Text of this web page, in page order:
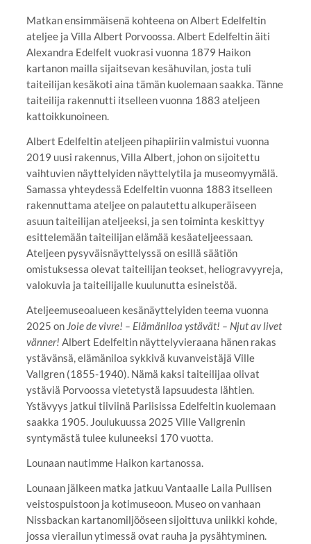
Matkan ensimmäisenä kohteena on Albert Edelfeltin
ateljee ja Villa Albert Porvoossa. Albert Edelfeltin äiti
Alexandra Edelfelt vuokrasi vuonna 1879 Haikon
kartanon mailla sijaitsevan kesähuvilan, josta tuli
taiteilijan kesäkoti aina tämän kuolemaan saakka. Tänne
taiteilija rakennutti itselleen vuonna 1883 ateljeen
kattoikkunoineen.
Albert Edelfeltin ateljeen pihapiiriin valmistui vuonna
2019 uusi rakennus, Villa Albert, johon on sijoitettu
vaihtuvien näyttelyiden näyttelytila ja museomyymälä.
Samassa yhteydessä Edelfeltin vuonna 1883 itselleen
rakennuttama ateljee on palautettu alkuperäiseen
asuun taiteilijan ateljeeksi, ja sen toiminta keskittyy
esittelemään taiteilijan elämää kesäateljeessaan.
Ateljeen pysyväisnäyttelyssä on esillä säätiön
omistuksessa olevat taiteilijan teokset, heliogravyyreja,
valokuvia ja taiteilijalle kuulunutta esineistöä.
Ateljeemuseoalueen kesänäyttelyiden teema vuonna
2025 on Joie de vivre! – Elämäniloa ystävät! – Njut av livet
vänner! Albert Edelfeltin näyttelyvieraana hänen rakas
ystävänsä, elämäniloa sykkivä kuvanveistäjä Ville
Vallgren (1855-1940). Nämä kaksi taiteilijaa olivat
ystäviä Porvoossa vietetystä lapsuudesta lähtien.
Ystävyys jatkui tiiviinä Pariisissa Edelfeltin kuolemaan
saakka 1905. Joulukuussa 2025 Ville Vallgrenin
syntymästä tulee kuluneeksi 170 vuotta.
Lounaan nautimme Haikon kartanossa.
Lounaan jälkeen matka jatkuu Vantaalle Laila Pullisen
veistospuistoon ja kotimuseoon. Museo on vanhaan
Nissbackan kartanomiljööseen sijoittuva uniikki kohde,
jossa vierailun ytimessä ovat rauha ja pysähtyminen.